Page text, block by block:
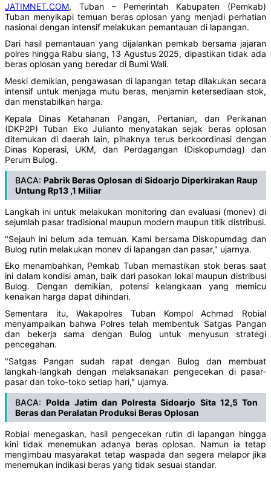
JATIMNET.COM, Tuban – Pemerintah Kabupaten (Pemkab)
Tuban menyikapi temuan beras oplosan yang menjadi perhatian
nasional dengan intensif melakukan pemantauan di lapangan.
Dari hasil pemantauan yang dijalankan pemkab bersama jajaran
polres hingga Rabu siang, 13 Agustus 2025, dipastikan tidak ada
beras oplosan yang beredar di Bumi Wali.
Meski demikian, pengawasan di lapangan tetap dilakukan secara
intensif untuk menjaga mutu beras, menjamin ketersediaan stok,
dan menstabilkan harga.
Kepala Dinas Ketahanan Pangan, Pertanian, dan Perikanan
(DKP2P) Tuban Eko Julianto menyatakan sejak beras oplosan
ditemukan di daerah lain, pihaknya terus berkoordinasi dengan
Dinas Koperasi, UKM, dan Perdagangan (Diskopumdag) dan
Perum Bulog.
BACA:Pabrik Beras Oplosan di Sidoarjo Diperkirakan Raup
Untung Rp13 ,1 Miliar
Langkah ini untuk melakukan monitoring dan evaluasi (monev) di
sejumlah pasar tradisional maupun modern maupun titik distribusi.
"Sejauh ini belum ada temuan. Kami bersama Diskopumdag dan
Bulog rutin melakukan monev di lapangan dan pasar," ujarnya.
Eko menambahkan, Pemkab Tuban memastikan stok beras saat
ini dalam kondisi aman, baik dari pasokan lokal maupun distribusi
Bulog. Dengan demikian, potensi kelangkaan yang memicu
kenaikan harga dapat dihindari.
Sementara itu, Wakapolres Tuban Kompol Achmad Robial
menyampaikan bahwa Polres telah membentuk Satgas Pangan
dan bekerja sama dengan Bulog untuk menyusun strategi
pencegahan.
"Satgas Pangan sudah rapat dengan Bulog dan membuat
langkah-langkah dengan melaksanakan pengecekan di pasar-
pasar dan toko-toko setiap hari," ujarnya.
BACA:Polda Jatim dan Polresta Sidoarjo Sita 12,5 Ton
Beras dan Peralatan Produksi Beras Oplosan
Robial menegaskan, hasil pengecekan rutin di lapangan hingga
kini tidak menemukan adanya beras oplosan. Namun ia tetap
mengimbau masyarakat tetap waspada dan segera melapor jika
menemukan indikasi beras yang tidak sesuai standar.